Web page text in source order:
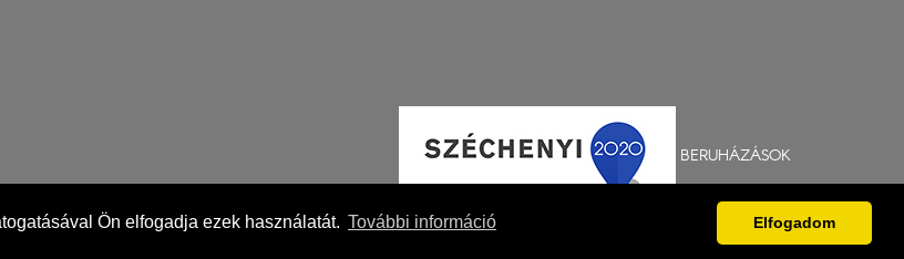
Ön elfogadja ezek használatát. További információ Elfogadom
BERUHÁZÁSOK
Impresszum Fejlesztés: Gerner Attila, Zadubenszki Norbert